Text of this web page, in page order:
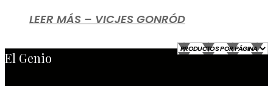
LEER MÁS – VICJES GONRÓD
El Genio